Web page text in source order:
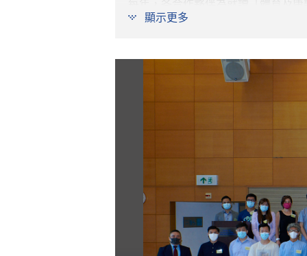
習，讓他們學以致用，建立專業能
顯示更多